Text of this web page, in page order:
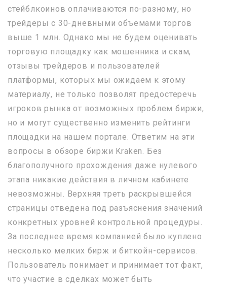
стейблкоинов оплачиваются по-разному, но
трейдеры с 30-дневными объемами торгов
выше 1 млн. Однако мы не будем оценивать
торговую площадку как мошенника и скам,
отзывы трейдеров и пользователей
платформы, которых мы ожидаем к этому
материалу, не только позволят предостеречь
игроков рынка от возможных проблем биржи,
но и могут существенно изменить рейтинги
площадки на нашем портале. Ответим на эти
вопросы в обзоре биржи Kraken. Без
благополучного прохождения даже нулевого
этапа никакие действия в личном кабинете
невозможны. Верхняя треть раскрывшейся
страницы отведена под разъяснения значений
конкретных уровней контрольной процедуры.
За последнее время компанией было куплено
несколько мелких бирж и биткойн-сервисов.
Пользователь понимает и принимает тот факт,
что участие в сделках может быть